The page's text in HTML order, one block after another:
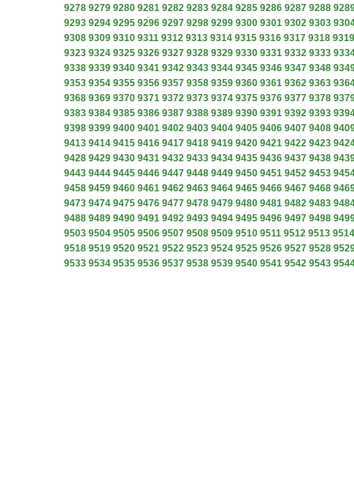
9278 9279 9280 9281 9282 9283 9284 9285 9286 9287 9288
9293 9294 9295 9296 9297 9298 9299 9300 9301 9302 9303
9308 9309 9310 9311 9312 9313 9314 9315 9316 9317 9318 9319
9323 9324 9325 9326 9327 9328 9329 9330 9331 9332 9333
9338 9339 9340 9341 9342 9343 9344 9345 9346 9347 9348
9353 9354 9355 9356 9357 9358 9359 9360 9361 9362 9363
9368 9369 9370 9371 9372 9373 9374 9375 9376 9377 9378
9383 9384 9385 9386 9387 9388 9389 9390 9391 9392 9393
9398 9399 9400 9401 9402 9403 9404 9405 9406 9407 9408
9413 9414 9415 9416 9417 9418 9419 9420 9421 9422 9423
9428 9429 9430 9431 9432 9433 9434 9435 9436 9437 9438
9443 9444 9445 9446 9447 9448 9449 9450 9451 9452 9453
9458 9459 9460 9461 9462 9463 9464 9465 9466 9467 9468
9473 9474 9475 9476 9477 9478 9479 9480 9481 9482 9483
9488 9489 9490 9491 9492 9493 9494 9495 9496 9497 9498
9503 9504 9505 9506 9507 9508 9509 9510 9511 9512 9513 9514
9518 9519 9520 9521 9522 9523 9524 9525 9526 9527 9528
9533 9534 9535 9536 9537 9538 9539 9540 9541 9542 9543